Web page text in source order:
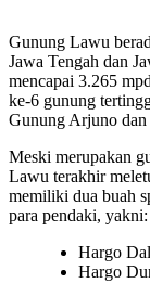
Gunung Lawu
Jawa Tengah dan
mencapai 3.265
ke-6 gunung
Gunung Arjuno
Meski merupakan
Lawu terakhir
memiliki dua buah
para pendaki, yakni:
Hargo
Hargo